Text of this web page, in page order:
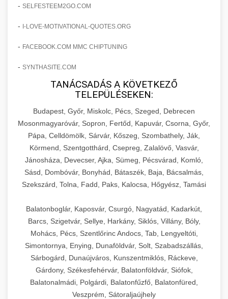
amelyek valós eredményeket hoznak.
szonyegtisztito.net
marketing stratégiai tervrajz
útjáról, bemutatva az utat a küzdő praxistól a
virágzó vállalkozásig 150%-os növekedéssel.
klinika átalakulási történet
Érdeklődés 150%-os Fokozása
Technikák és módszerek a páciensek
érdeklődésének és elkötelezettségének drámai
növeléséhez. Egy 150%-os fellendülési
esettanulmány gyakorlati betekintésekkel.
weboldal-keszites.co
elkötelezettség erősítési módszerek
🎮 19. AI Google Ads és Meta
Kampány Kezelés
Fejlett AI-alapú Google Ads és Meta hirdetési
kampánykezelés. Optimalizálja hirdetési
költségvetését gépi tanulással és
automatizálással.
aikampany.hu AI hirdetési automatizálás
🍞 20. Ipari Dagasztógép +
Professzionális ipari dagasztógépek és
tésztakeverő gépek pékségek és kereskedelmi
konyhák számára. Masszív konstrukció
megbízható teljesítményhez.
chef-iparikonyhagepek.hu
kereskedelmi tésztakeverő
🔪 21. Ipari Szeletelőgép +
Ipari hús- és sajtszeletelő gépek professzionális
élelmiszer-előkészítéshez. Precíziós vágás
állítható vastagság beállítással.
chef-iparikonyhagepek.hu
professzionális élelmiszer szeletelő
📦 22. Vákuumozó Gép +
Kereskedelmi vákuumcsomagoló berendezések
élelmiszerek tartósításához. Hosszabbítsa a
szavatossági időt és tartsa meg a termék
frissességét.
🎁 23. Vákuumfóliázó Gép +
Ipari vákuumfóliázó gépek professzionális
- SELFESTEEM2GO.COM
- I-LOVE-MOTIVATIONAL-QUOTES.ORG
- FACEBOOK.COM MMC CHIPTUNING
- SYNTHASITE.COM
TANÁCSADÁS A KÖVETKEZŐ
TELEPÜLÉSEKEN:
Budapest, Győr, Miskolc, Pécs, Szeged, Debrecen
Mosonmagyaróvár, Sopron, Fertőd, Kapuvár, Csorna, Győr,
Pápa, Celldömölk, Sárvár, Kőszeg, Szombathely, Ják,
Körmend, Szentgotthárd, Csepreg, Zalalövő, Vasvár,
Jánosháza, Devecser, Ajka, Sümeg, Pécsvárad, Komló,
Sásd, Dombóvár, Bonyhád, Bátaszék, Baja, Bácsalmás,
Szekszárd, Tolna, Fadd, Paks, Kalocsa, Hőgyész, Tamási
Balatonboglár, Kaposvár, Csurgó, Nagyatád, Kadarkút,
Barcs, Szigetvár, Sellye, Harkány, Siklós, Villány, Bóly,
Mohács, Pécs, Szentlőrinc Andocs, Tab, Lengyeltóti,
Simontornya, Enying, Dunaföldvár, Solt, Szabadszállás,
Sárbogárd, Dunaújváros, Kunszentmiklós, Ráckeve,
Gárdony, Székesfehérvár, Balatonföldvár, Siófok,
Balatonalmádi, Polgárdi, Balatonfűzfő, Balatonfüred,
Veszprém, Sátoraljaújhely